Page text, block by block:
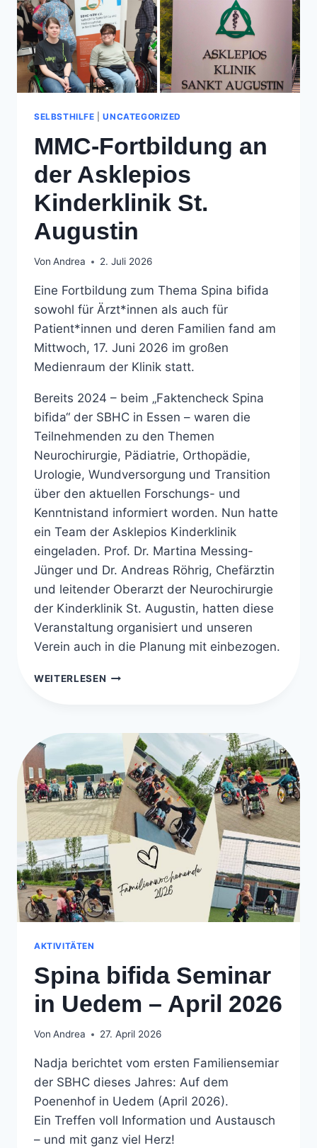
SELBSTHILFE |UNCATEGORIZED
MMC-Fortbildung an
der Asklepios
Kinderklinik St.
Augustin
Von Andrea 2. Juli 2026
Eine Fortbildung zum Thema Spina bifida
sowohl für Ärzt*innen als auch für
Patient*innen und deren Familien fand am
Mittwoch, 17. Juni 2026 im großen
Medienraum der Klinik statt.
Bereits 2024 – beim „Faktencheck Spina
bifida“ der SBHC in Essen – waren die
Teilnehmenden zu den Themen
Neurochirurgie, Pädiatrie, Orthopädie,
Urologie, Wundversorgung und Transition
über den aktuellen Forschungs- und
Kenntnistand informiert worden. Nun hatte
ein Team der Asklepios Kinderklinik
eingeladen. Prof. Dr. Martina Messing-
Jünger und Dr. Andreas Röhrig, Chefärztin
und leitender Oberarzt der Neurochirurgie
der Kinderklinik St. Augustin, hatten diese
Veranstaltung organisiert und unseren
Verein auch in die Planung mit einbezogen.
WEITERLESEN MMC-
ASKLEPIOS
KINDERKLINIK
AUGUSTIN
AKTIVITÄTEN
Spina bifida Seminar
in Uedem – April 2026
Von Andrea 27. April 2026
Nadja berichtet vom ersten Familiensemiar
der SBHC dieses Jahres: Auf dem
Poenenhof in Uedem (April 2026).
Ein Treffen voll Information und Austausch
– und mit ganz viel Herz!